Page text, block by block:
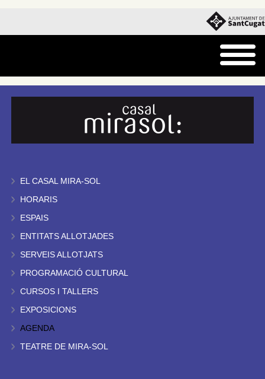
EL CASAL MIRA-SOL
HORARIS
ESPAIS
ENTITATS ALLOTJADES
SERVEIS ALLOTJATS
PROGRAMACIÓ CULTURAL
CURSOS I TALLERS
EXPOSICIONS
AGENDA
TEATRE DE MIRA-SOL